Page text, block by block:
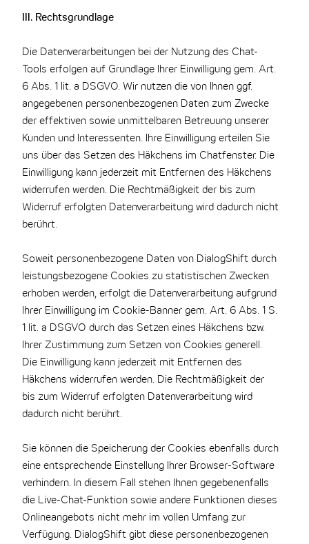
III. Rechtsgrundlage
Die Datenverarbeitungen bei der Nutzung des Chat-
Tools erfolgen auf Grundlage Ihrer Einwilligung gem. Art.
6 Abs. 1 lit. a DSGVO. Wir nutzen die von Ihnen ggf.
angegebenen personenbezogenen Daten zum Zwecke
der effektiven sowie unmittelbaren Betreuung unserer
Kunden und Interessenten. Ihre Einwilligung erteilen Sie
uns über das Setzen des Häkchens im Chatfenster. Die
Einwilligung kann jederzeit mit Entfernen des Häkchens
widerrufen werden. Die Rechtmäßigkeit der bis zum
Widerruf erfolgten Datenverarbeitung wird dadurch nicht
berührt.
Soweit personenbezogene Daten von DialogShift durch
leistungsbezogene Cookies zu statistischen Zwecken
erhoben werden, erfolgt die Datenverarbeitung aufgrund
Ihrer Einwilligung im Cookie-Banner gem. Art. 6 Abs. 1 S.
1 lit. a DSGVO durch das Setzen eines Häkchens bzw.
Ihrer Zustimmung zum Setzen von Cookies generell.
Die Einwilligung kann jederzeit mit Entfernen des
Häkchens widerrufen werden. Die Rechtmäßigkeit der
bis zum Widerruf erfolgten Datenverarbeitung wird
dadurch nicht berührt.
Sie können die Speicherung der Cookies ebenfalls durch
eine entsprechende Einstellung Ihrer Browser-Software
verhindern. In diesem Fall stehen Ihnen gegebenenfalls
die Live-Chat-Funktion sowie andere Funktionen dieses
Onlineangebots nicht mehr im vollen Umfang zur
Verfügung. DialogShift gibt diese personenbezogenen